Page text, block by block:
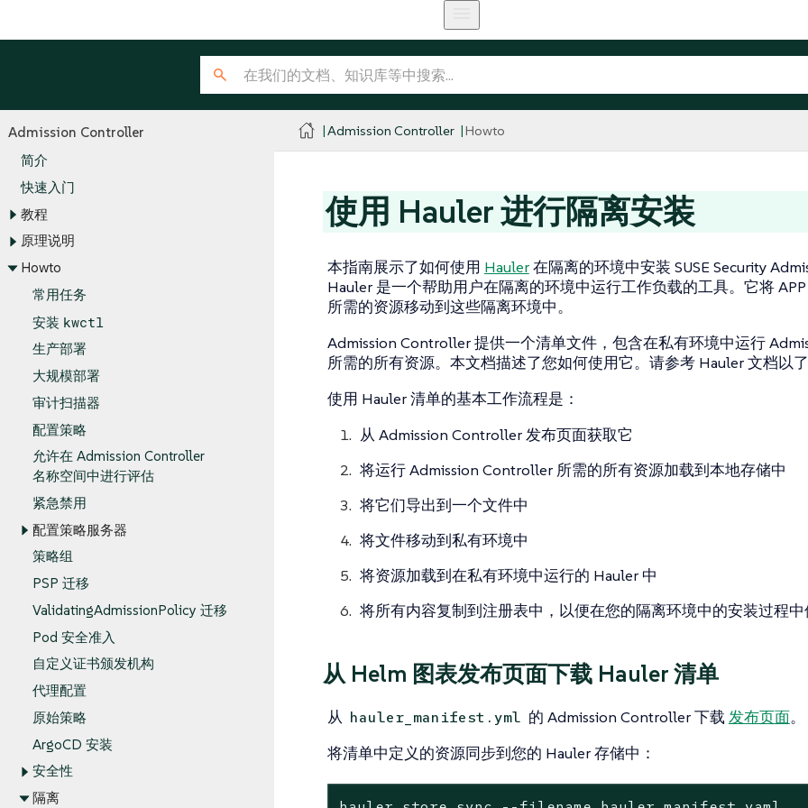
Admission Controller
简介
快速入门
教程
原理说明
Howto
常用任务
安装 kwctl
生产部署
大规模部署
审计扫描器
配置策略
允许在 Admission Controller
名称空间中进行评估
紧急禁用
配置策略服务器
策略组
PSP 迁移
ValidatingAdmissionPolicy 迁移
Pod 安全准入
自定义证书颁发机构
代理配置
原始策略
ArgoCD 安装
安全性
隔离
Admission Controller Howto
使用 Hauler 进行隔离安装
本指南展示了如何使用 Hauler在隔离的环境中安装 SUSE Security
Hauler 是一个帮助用户在隔离的环境中运行工作负载的工具。它将 APP
所需的资源移动到这些隔离环境中。
Admission Controller 提供一个清单文件，包含在私有环境中运行
所需的所有资源。本文档描述了您如何使用它。请参考 Hauler 文档以了
使用 Hauler 清单的基本工作流程是：
从 Admission Controller 发布页面获取它
将运行 Admission Controller 所需的所有资源加载到本地存储中
将它们导出到一个文件中
将文件移动到私有环境中
将资源加载到在私有环境中运行的 Hauler 中
将所有内容复制到注册表中，以便在您的隔离环境中的安装过程中
从 Helm 图表发布页面下载 Hauler 清单
从 hauler_manifest.yml 的 Admission Controller 下载 发布页面。
将清单中定义的资源同步到您的 Hauler 存储中：